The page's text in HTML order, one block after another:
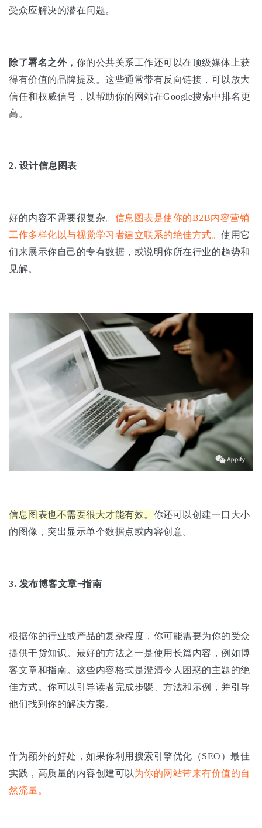
受众应解决的潜在问题。
除了署名之外， 你的公共关系工作还可以在顶级媒体上获
得有价值的品牌提及。这些通常带有反向链接，可以放大
信任和权威信号，以帮助你的网站在Google搜索中排名更
高。
2. 设计信息图表
好的内容不需要很复杂。 信息图表是使你的B2B内容营销
工作多样化以与视觉学习者建立联系的绝佳方式。 使用它
们来展示你自己的专有数据，或说明你所在行业的趋势和
见解。
信息图表也不需要很大才能有效。 你还可以创建一口大小
的图像，突出显示单个数据点或内容创意。
3. 发布博客文章+指南
根据你的行业或产品的复杂程度，你可能需要为你的受众
提供干货知识。 最好的方法之一是使用长篇内容，例如博
客文章和指南。这些内容格式是澄清令人困惑的主题的绝
佳方式。你可以引导读者完成步骤、方法和示例，并引导
他们找到你的解决方案。
作为额外的好处，如果你利用搜索引擎优化（SEO）最佳
实践，高质量的内容创建可以 为你的网站带来有价值的自
然流量。